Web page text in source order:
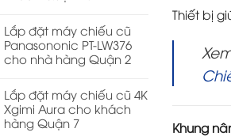
Lắp đặt máy chiếu cũ
Panasononic PT-LW376
cho nhà hàng Quận 2
Lắp đặt máy chiếu cũ 4K
Xgimi Aura cho khách
hàng Quận 7
Thiết bị
Khung